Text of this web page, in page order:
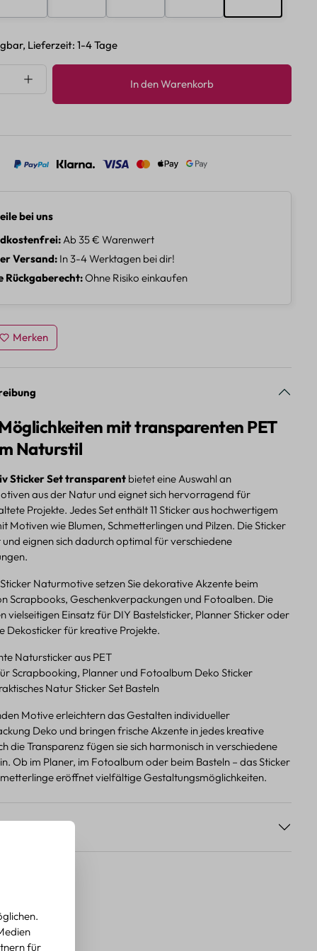
Lieferzeit: 1-4 Tage
Gib den gewünschten Wert ein
In den Warenkorb
bei uns
Ab 35 € Warenwert
Versand In 3-4 Werktagen bei dir!
Rückgaberecht Ohne Risiko einkaufen
Merken
mit transparenten PET
Naturstil
Sticker Set transparentbietet eine Auswahl an
aus der Natur und eignet sich hervorragend für
Projekte. Jedes Set enthält 11 Sticker aus hochwertigem
Motiven wie Blumen, Schmetterlingen und Pilzen. Die Sticker
und eignen sich dadurch optimal für verschiedene
Naturmotive setzen Sie dekorative Akzente beim
Scrapbooks, Geschenkverpackungen und Fotoalben. Die
vielseitigen Einsatz für DIY Bastelsticker, Planner Sticker oder
Dekosticker für kreative Projekte.
Natursticker aus PET
Scrapbooking, Planner und Fotoalbum Deko Sticker
Natur Sticker Set Basteln
Motive erleichtern das Gestalten individueller
Deko und bringen frische Akzente in jedes kreative
die Transparenz fügen sie sich harmonisch in verschiedene
Ob im Planer, im Fotoalbum oder beim Basteln – das Sticker
eröffnet vielfältige Gestaltungsmöglichkeiten.
für